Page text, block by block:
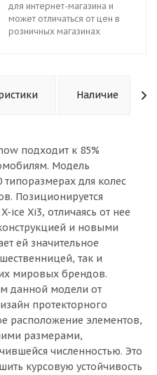
для интернет-магазина и
может отличаться от цен в
розничных магазинах
Наличие
подходит к 85%
Модель
типоразмерах для колес
Позиционируется
ice Xi3, отличаясь от нее
и новыми
ей значительное
так и
мировых брендов.
данной модели от
протекторного
расположение элементов,
размерами,
численностью. Это
курсовую устойчивость